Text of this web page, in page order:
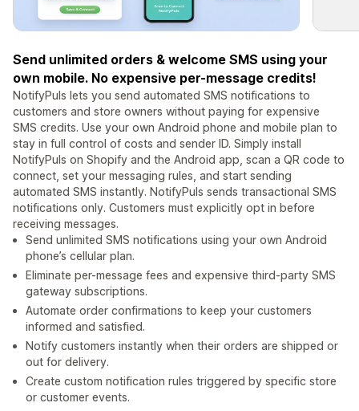
Send unlimited orders & welcome SMS using your
own mobile. No expensive per-message credits!
NotifyPuls lets you send automated SMS notifications to
customers and store owners without paying for expensive
SMS credits. Use your own Android phone and mobile plan to
stay in full control of costs and sender ID. Simply install
NotifyPuls on Shopify and the Android app, scan a QR code to
connect, set your messaging rules, and start sending
automated SMS instantly. NotifyPuls sends transactional SMS
notifications only. Customers must explicitly opt in before
receiving messages.
Send unlimited SMS notifications using your own Android
phone’s cellular plan.
Eliminate per-message fees and expensive third-party SMS
gateway subscriptions.
Automate order confirmations to keep your customers
informed and satisfied.
Notify customers instantly when their orders are shipped or
out for delivery.
Create custom notification rules triggered by specific store
or customer events.